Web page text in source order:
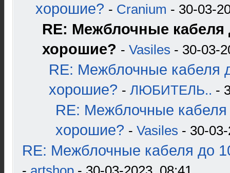
хорошие? - Cranium - 30-03-
RE: Межблочные кабеля
хорошие? - Vasiles - 30-03-
RE: Межблочные кабеля
хорошие? - ЛЮБИТЕЛЬ.. -
RE: Межблочные кабеля
хорошие? - Vasiles - 30-
RE: Межблочные кабеля до